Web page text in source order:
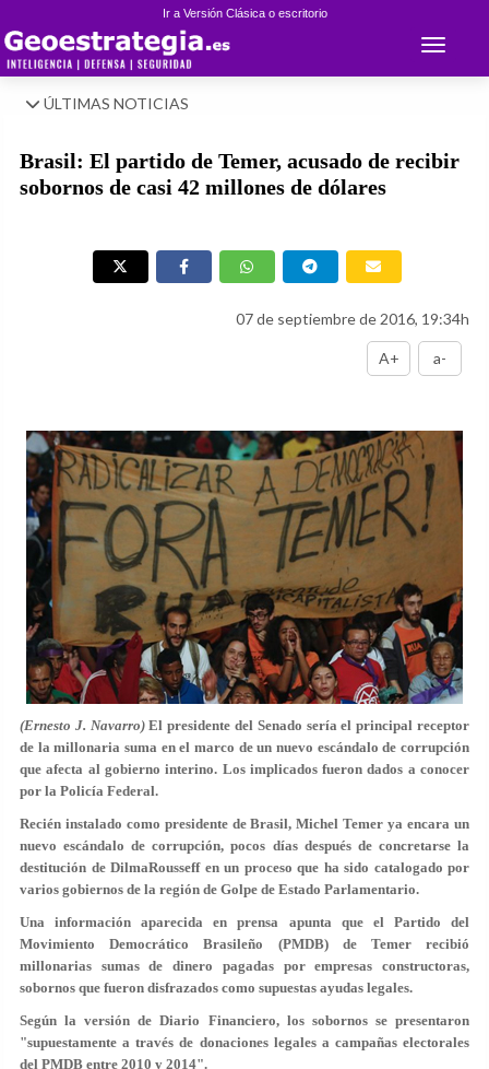
Ir a Versión Clásica o escritorio
Toggle
ÚLTIMAS NOTICIAS
Brasil: El partido de Temer, acusado de recibir
sobornos de casi 42 millones de dólares
07 de septiembre de 2016, 19:34h
A+ a-
(Ernesto J. Navarro)El presidente del Senado sería el principal receptor
de la millonaria suma en el marco de un nuevo escándalo de corrupción
que afecta al gobierno interino. Los implicados fueron dados a conocer
por la Policía Federal.
Recién instalado como presidente de Brasil, Michel Temer ya encara un
nuevo escándalo de corrupción, pocos días después de concretarse la
destitución de DilmaRousseff en un proceso que ha sido catalogado por
varios gobiernos de la región de Golpe de Estado Parlamentario.
Una información aparecida en prensa apunta que el Partido del
Movimiento Democrático Brasileño (PMDB) de Temer recibió
millonarias sumas de dinero pagadas por empresas constructoras,
sobornos que fueron disfrazados como supuestas ayudas legales.
Según la versión de Diario Financiero, los sobornos se presentaron
"supuestamente a través de donaciones legales a campañas electorales
del PMDB entre 2010 y 2014".